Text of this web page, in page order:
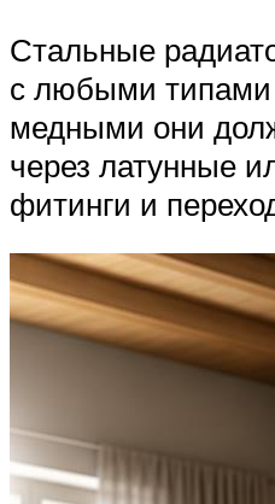
Стальные
с любыми типами
медными они
через латунные
фитинги и